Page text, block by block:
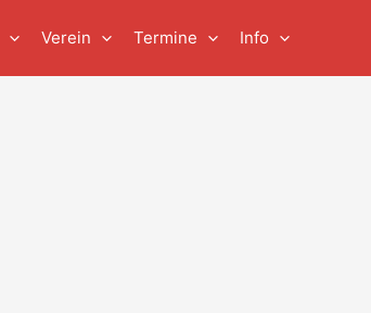
Verein Termine Info